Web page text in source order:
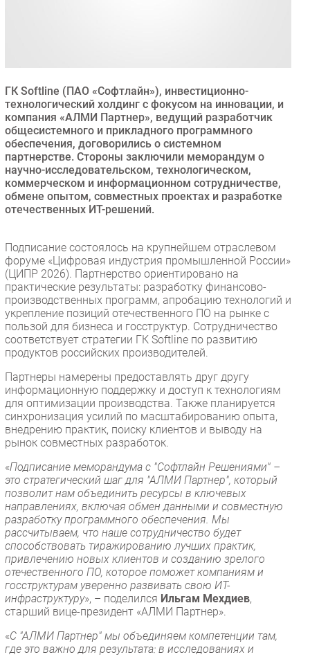
Инновации
CIO/Управление ИТ
Гаджеты
Здоровье
РАЗДЕЛЫ
Новости
Аналитика
Мероприятия
Проекты
IT класс
Тестовый стенд
Каталог компаний
ГК Softline (ПАО «Софтлайн»), инвестиционно-
технологический холдинг с фокусом на инновации, и
компания «АЛМИ Партнер», ведущий разработчик
общесистемного и прикладного программного
обеспечения, договорились о системном
партнерстве. Стороны заключили меморандум о
научно-исследовательском, технологическом,
коммерческом и информационном сотрудничестве,
обмене опытом, совместных проектах и разработке
отечественных ИТ-решений.
Подписание состоялось на крупнейшем отраслевом
форуме «Цифровая индустрия промышленной России»
(ЦИПР 2026). Партнерство ориентировано на
практические результаты: разработку финансово-
производственных программ, апробацию технологий и
укрепление позиций отечественного ПО на рынке с
пользой для бизнеса и госструктур. Сотрудничество
соответствует стратегии ГК Softline по развитию
продуктов российских производителей.
Партнеры намерены предоставлять друг другу
информационную поддержку и доступ к технологиям
для оптимизации производства. Также планируется
синхронизация усилий по масштабированию опыта,
внедрению практик, поиску клиентов и выводу на
рынок совместных разработок.
«Подписание меморандума с "Софтлайн Решениями" –
это стратегический шаг для "АЛМИ Партнер", который
позволит нам объединить ресурсы в ключевых
направлениях, включая обмен данными и совместную
разработку программного обеспечения. Мы
рассчитываем, что наше сотрудничество будет
способствовать тиражированию лучших практик,
привлечению новых клиентов и созданию зрелого
отечественного ПО, которое поможет компаниям и
госструктурам уверенно развивать свою ИТ-
инфраструктуру», – поделился Ильгам Мехдиев,
старший вице-президент «АЛМИ Партнер».
«С "АЛМИ Партнер" мы объединяем компетенции там,
где это важно для результата: в исследованиях и